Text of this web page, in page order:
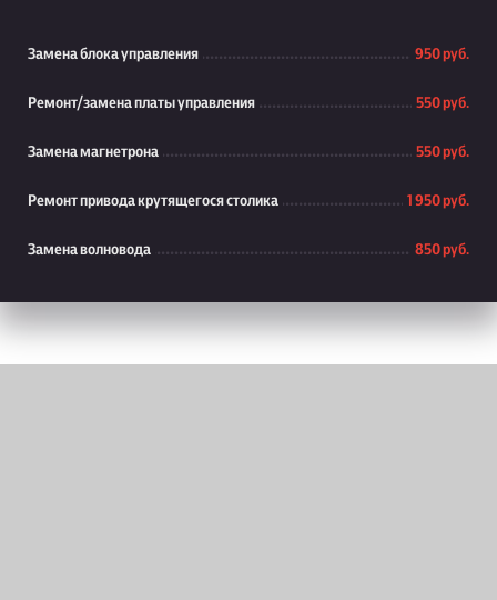
Замена блока управления 950 руб.
Ремонт/замена платы управления 550 руб.
Замена магнетрона 550 руб.
Ремонт привода крутящегося столика 1 950 руб.
Замена волновода 850 руб.